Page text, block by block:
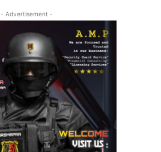
- Advertisement -